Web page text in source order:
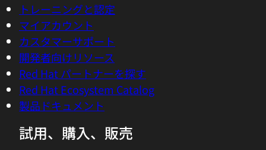
トレーニングと認定
マイアカウント
カスタマーサポート
開発者向けリソース
Red Hat パートナーを探す
Red Hat Ecosystem Catalog
製品ドキュメント
試用、購入、販売